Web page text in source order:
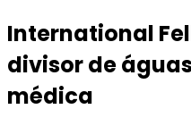
International
divisor de
médica